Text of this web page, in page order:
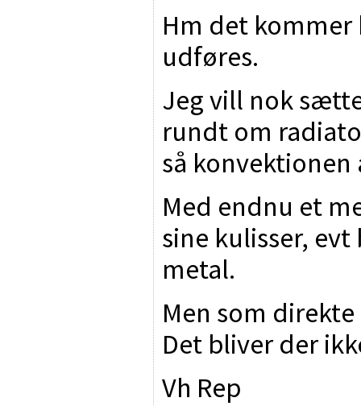
Hm det
udføres.
Jeg vill nok
rundt om
så
Med endnu et
sine kulisser,
metal.
Men som
Det bliver der
Vh Rep